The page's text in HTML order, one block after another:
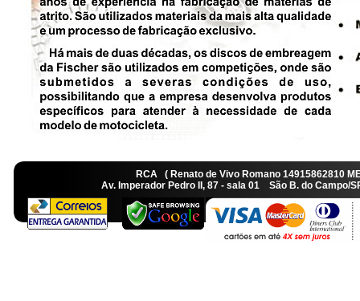
RCA ( Renato de Vivo Romano
Av. Imperador Pedro II, 87 - sala 01 São B. do